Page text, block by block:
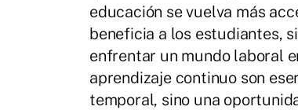
educación se vuelva más
beneficia a los estudiantes,
enfrentar un mundo laboral
aprendizaje continuo son
temporal, sino una